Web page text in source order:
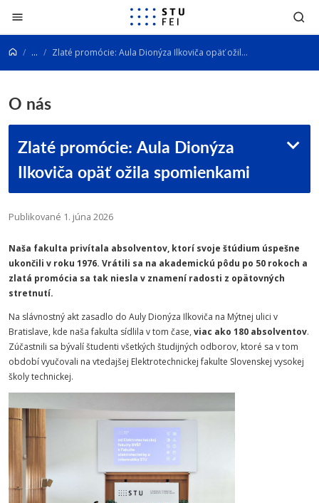
Prejsť na obsah
... Zlaté promócie: Aula Dionýza Ilkoviča opäť ožila spomienkami
O nás
Zlaté promócie: Aula Dionýza
Ilkoviča opäť ožila spomienkami
Publikované 1. júna 2026
Naša fakulta privítala absolventov, ktorí svoje štúdium úspešne
ukončili v roku 1976. Vrátili sa na akademickú pôdu po 50 rokoch a
zlatá promócia sa tak niesla v znamení radosti z opätovných
stretnutí.
Na slávnostný akt zasadlo do Auly Dionýza Ilkoviča na Mýtnej ulici v
Bratislave, kde naša fakulta sídlila v tom čase, viac ako 180 absolventov.
Zúčastnili sa bývalí študenti všetkých študijných odborov, ktoré sa v tom
období vyučovali na vtedajšej Elektrotechnickej fakulte Slovenskej vysokej
školy technickej.